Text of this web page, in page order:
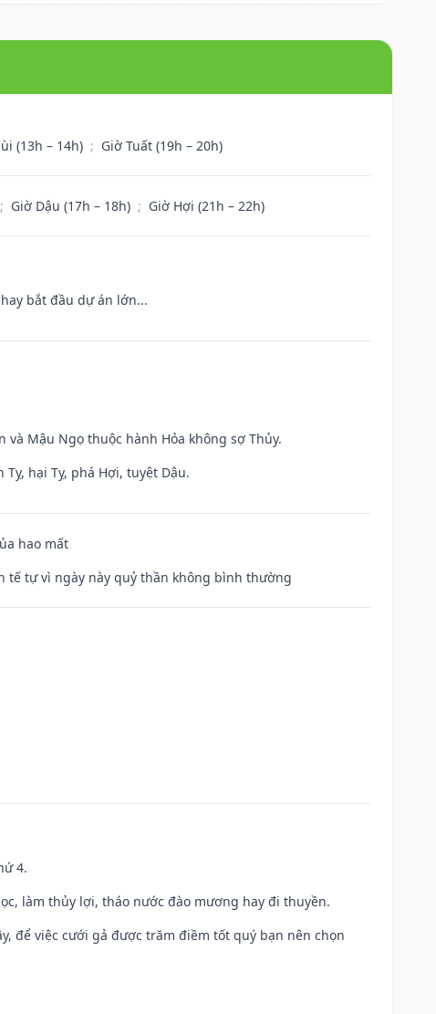
(13h – 14h) ; Giờ Tuất (19h – 20h)
; Giờ Dậu (17h – 18h) ; Giờ Hợi (21h – 22h)
bắt đầu dự án lớn...
Mậu Ngọ thuộc hành Hỏa không sợ Thủy.
hại Tỵ, phá Hợi, tuyệt Dậu.
hao mất
tế tự vì ngày này quỷ thần không bình thường
4.
làm thủy lợi, tháo nước đào mương hay đi thuyền.
để việc cưới gả được trăm điềm tốt quý bạn nên chọn